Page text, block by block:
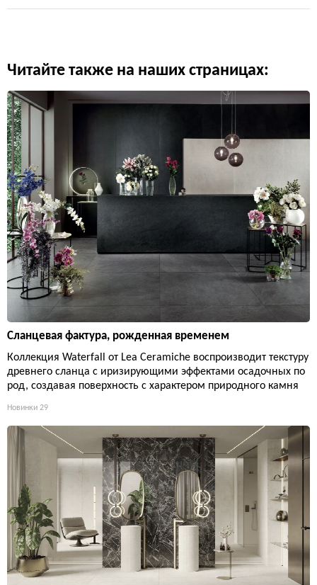
Читайте также на наших страницах:
Сланцевая фактура, рожденная временем
Коллекция Waterfall от Lea Ceramiche воспроизводит текстуру
древнего сланца с иризирующими эффектами осадочных по
род, создавая поверхность с характером природного камня
Новинки 29